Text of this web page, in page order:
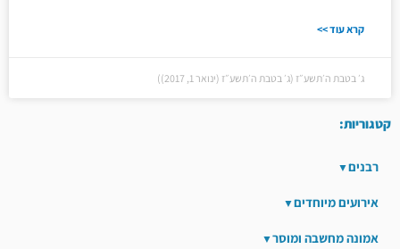
קרא עוד >>
ג׳ בטבת ה׳תשע״ז (ג׳ בטבת ה׳תשע״ז (ינואר 1, 2017))
קטגוריות:
רבנים
אירועים מיוחדים
אמונה מחשבה ומוסר